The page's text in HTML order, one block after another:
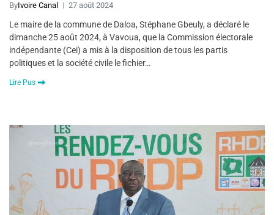
ByIvoire Canal 27 août 2024
Le maire de la commune de Daloa, Stéphane Gbeuly, a déclaré le
dimanche 25 août 2024, à Vavoua, que la Commission électorale
indépendante (Cei) a mis à la disposition de tous les partis
politiques et la société civile le fichier…
Lire Pus